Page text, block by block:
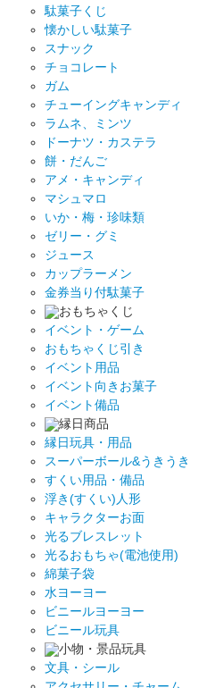
駄菓子くじ
懐かしい駄菓子
スナック
チョコレート
ガム
チューイングキャンディ
ラムネ、ミンツ
ドーナツ・カステラ
餅・だんご
アメ・キャンディ
マシュマロ
いか・梅・珍味類
ゼリー・グミ
ジュース
カップラーメン
金券当り付駄菓子
おもちゃくじ
イベント・ゲーム
おもちゃくじ引き
イベント用品
イベント向きお菓子
イベント備品
縁日商品
縁日玩具・用品
スーパーボール&うきうき
すくい用品・備品
浮き(すくい)人形
キャラクターお面
光るブレスレット
光るおもちゃ(電池使用)
綿菓子袋
水ヨーヨー
ビニールヨーヨー
ビニール玩具
小物・景品玩具
文具・シール